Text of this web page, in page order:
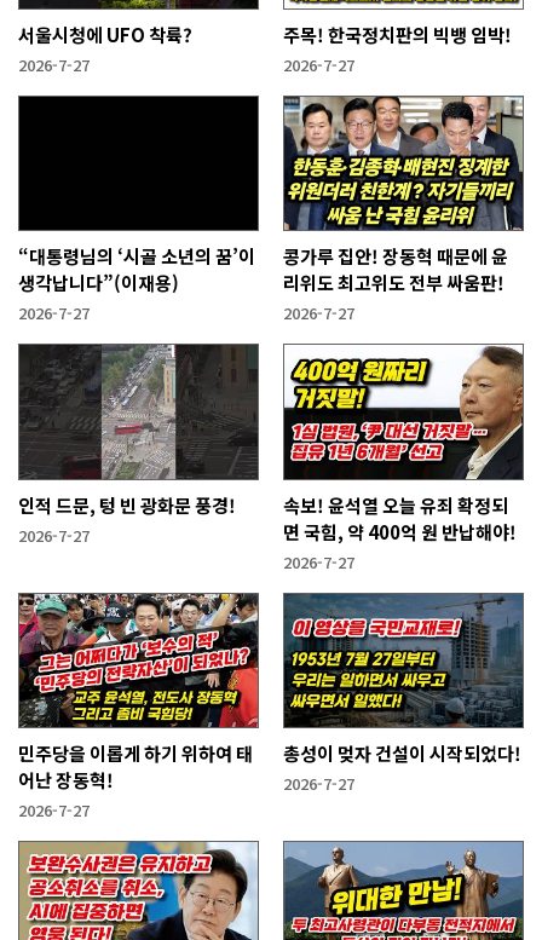
서울시청에 UFO 착륙?
2026-7-27
주목! 한국정치판의 빅뱅 임박!
2026-7-27
“대통령님의 ‘시골 소년의 꿈’이
생각납니다”(이재용)
2026-7-27
콩가루 집안! 장동혁 때문에 윤
리위도 최고위도 전부 싸움판!
2026-7-27
인적 드문, 텅 빈 광화문 풍경!
2026-7-27
속보! 윤석열 오늘 유죄 확정되
면 국힘, 약 400억 원 반납해야!
2026-7-27
민주당을 이롭게 하기 위하여 태
어난 장동혁!
2026-7-27
총성이 멎자 건설이 시작되었다!
2026-7-27